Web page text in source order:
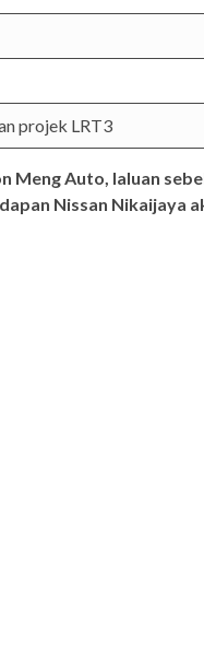
projek LRT3
Meng Auto, laluan
Nissan Nikaijaya